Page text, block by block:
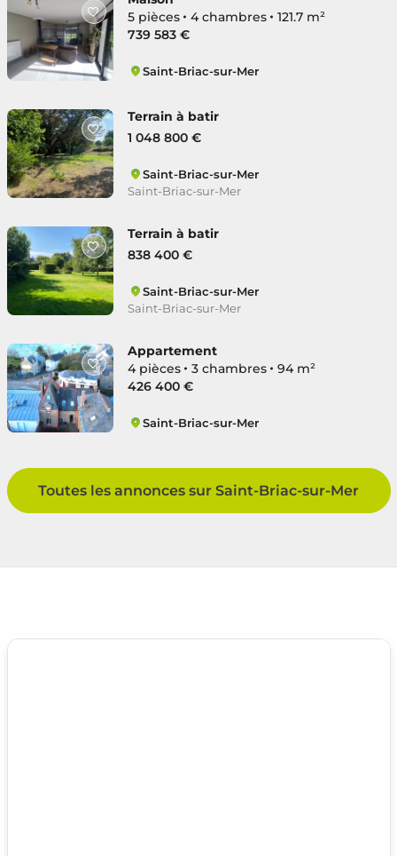
5 pièces
4 chambres
121.7 m²
739 583 €
Saint-Briac-sur-Mer
Terrain à batir
1 048 800 €
Saint-Briac-sur-Mer
Saint-Briac-sur-Mer
Terrain à batir
838 400 €
Saint-Briac-sur-Mer
Saint-Briac-sur-Mer
Appartement
4 pièces
3 chambres
94 m²
426 400 €
Saint-Briac-sur-Mer
Toutes les annonces sur Saint-Briac-sur-Mer